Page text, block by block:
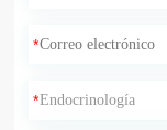
*
*